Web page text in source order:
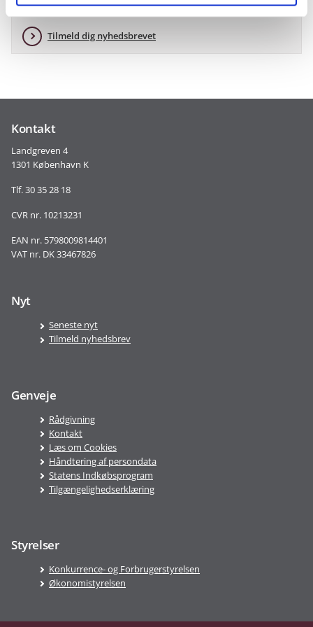
Få nyt fra Rådgivningsenheden.
Tilmeld dig nyhedsbrevet
Kontakt
Landgreven 4
1301 København K
Tlf. 30 35 28 18
CVR nr. 10213231
EAN nr. 5798009814401
VAT nr. DK 33467826
Nyt
Seneste nyt
Tilmeld nyhedsbrev
Genveje
Rådgivning
Kontakt
Læs om Cookies
Håndtering af persondata
Statens Indkøbsprogram
Tilgængelighedserklæring
Styrelser
Konkurrence- og Forbrugerstyrelsen
Økonomistyrelsen